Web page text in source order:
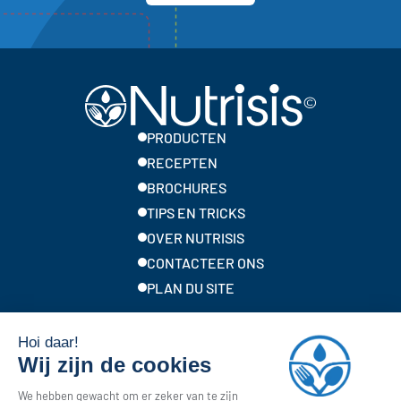
PRODUCTEN
RECEPTEN
BROCHURES
TIPS EN TRICKS
OVER NUTRISIS
CONTACTEER ONS
PLAN DU SITE
Lokale merken van Solina